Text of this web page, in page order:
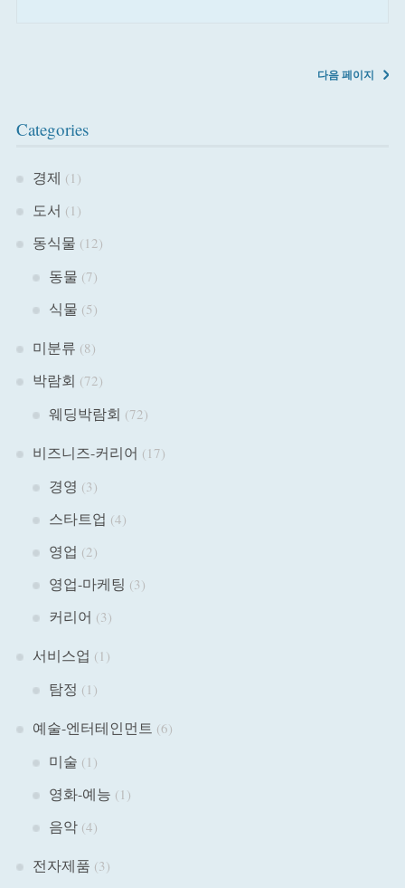
다음 페이지
Categories
경제 (1)
도서 (1)
동식물 (12)
동물 (7)
식물 (5)
미분류 (8)
박람회 (72)
웨딩박람회 (72)
비즈니즈-커리어 (17)
경영 (3)
스타트업 (4)
영업 (2)
영업-마케팅 (3)
커리어 (3)
서비스업 (1)
탐정 (1)
예술-엔터테인먼트 (6)
미술 (1)
영화-예능 (1)
음악(4)
전자제품 (3)